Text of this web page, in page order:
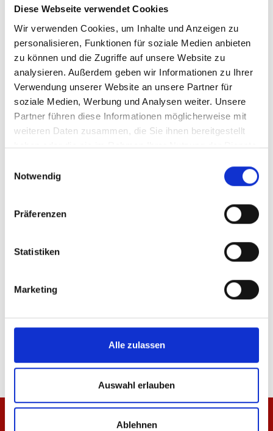
Diese Webseite verwendet Cookies
Wir verwenden Cookies, um Inhalte und Anzeigen zu
personalisieren, Funktionen für soziale Medien anbieten
zu können und die Zugriffe auf unsere Website zu
analysieren. Außerdem geben wir Informationen zu Ihrer
Verwendung unserer Website an unsere Partner für
soziale Medien, Werbung und Analysen weiter. Unsere
Partner führen diese Informationen möglicherweise mit
weiteren Daten zusammen, die Sie ihnen bereitgestellt
haben oder die sie im Rahmen Ihrer Nutzung der Dienste
Notwendig
Präferenzen
Statistiken
Marketing
Alle zulassen
Auswahl erlauben
Ablehnen
Schlüsselanhänger Würfelspinner
9,95 €
Mitgliederpreis: 8,96 €
Preise inkl. MwSt. zzgl. Versandkosten
Produkt Anzahl: Gib den gewünschten
Anzahl
Produktdetails